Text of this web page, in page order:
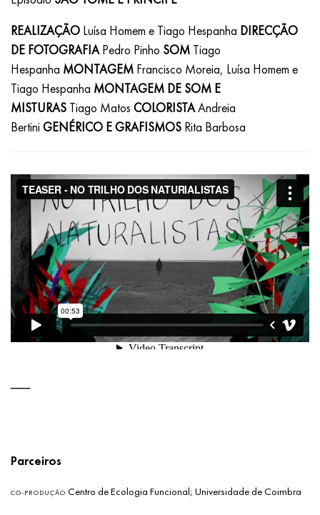
REALIZAÇÃO Luísa Homem e Tiago Hespanha DIRECÇÃO
DE FOTOGRAFIAPedro Pinho SOM Tiago
Hespanha MONTAGEM Francisco Moreia, Luísa Homem e
Tiago Hespanha MONTAGEM DE SOM E
MISTURAS Tiago Matos COLORISTAAndreia
Bertini GENÉRICO E GRAFISMOS Rita Barbosa
Parceiros
CO-PRODUÇÃO Centro de Ecologia Funcional; Universidade de Coimbra